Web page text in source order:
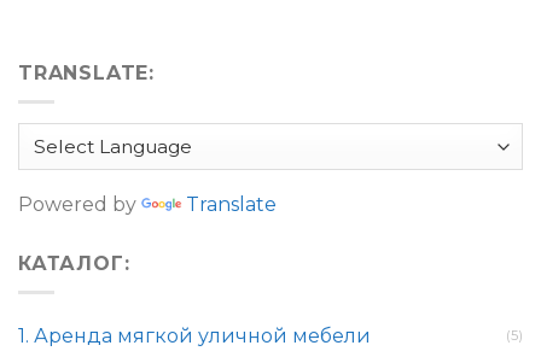
TRANSLATE:
Powered by Translate
КАТАЛОГ:
1. Аренда мягкой уличной мебели (5)